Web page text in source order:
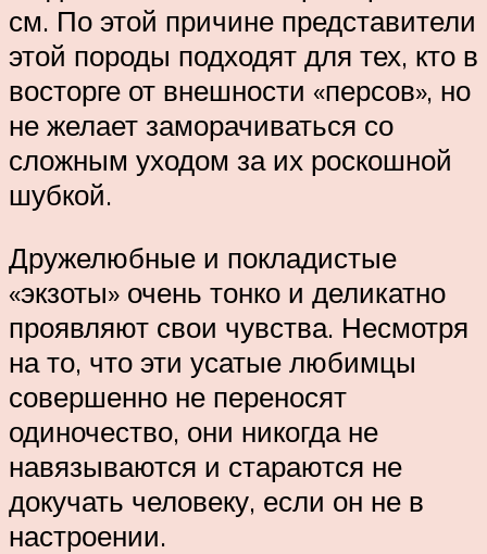
см. По этой причине представители
этой породы подходят для тех, кто в
восторге от внешности «персов», но
не желает заморачиваться со
сложным уходом за их роскошной
шубкой.
Дружелюбные и покладистые
«экзоты» очень тонко и деликатно
проявляют свои чувства. Несмотря
на то, что эти усатые любимцы
совершенно не переносят
одиночество, они никогда не
навязываются и стараются не
докучать человеку, если он не в
настроении.